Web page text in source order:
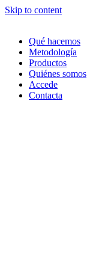
Skip to content
Qué hacemos
Metodología
Productos
Quiénes somos
Accede
Contacta